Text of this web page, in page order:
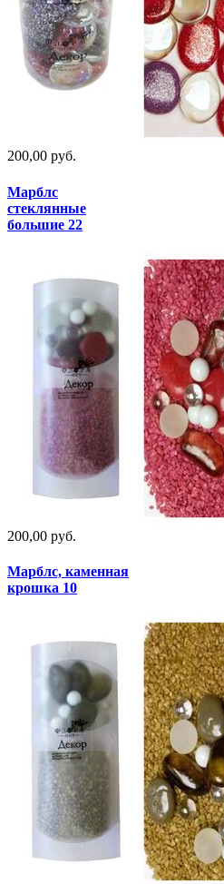
200,00 руб.
Марблс
стеклянные
большие 22
200,00 руб.
Марблс, каменная
крошка 10